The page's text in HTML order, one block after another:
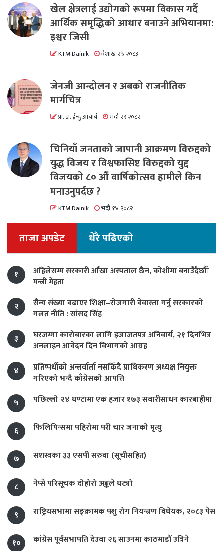
खेल क्षेत्रलाई उद्योगको रूपमा विकास गर्दै
आर्थिक समृद्धिको आधार बनाउने अभियानमा:
इश्वर जिसी
KTM Dainik वैशाख २५ २०८३
जेनजी आन्दोलन र अबको राजनीतिक
मार्गचित्र
प्रा. डा. ईन्दु आचार्य भदौ २९ २०८२
चिनियाँ जनताको जापानी आक्रमण विरुद्दको
युद्ध विजय र विश्वफासिष्ट विरुद्दको युद्द
विजयको ८० औं वार्षिकोत्सव हामीले किन
मनाउनुपर्दछ ?
KTM Dainik भदौ १४ २०८२
ताजा अपडेट धेरै पढिएको
१
अहिलेसम्म सरकारी आँखा अस्पताल छैन, कोशीमा बनाउँदैछौँः
मन्त्री मेहता
२
सैन्य संख्या बढाएर शिक्षा–रोजगारी बेवास्ता गर्नु सरकारको
गलत नीति : सांसद सिंह
३
घरजग्गा कारोबारका लागि इजाजतपत्र अनिवार्य, २१ दिनभित्र
अनलाइन आवेदन दिन विभागको आग्रह
४
प्रतिष्पर्धीको अन्तर्वार्ता नसकिँदै प्राधिकरण अध्यक्ष नियुक्त
गरिएको भन्दै काँग्रेसको आपत्ति
५
पछिल्लो २४ घण्टामा एक हजार १७३ सवारीसाधन कारबाहीमा
६ फिलिपिन्समा पहिरोमा परी चार जनाको मृत्यु
७ सशस्त्रका ३३ एसपी सरुवा (सूचीसहित)
८ नेप्से परिसूचक दोहोरो अङ्कले घट्यो
९ राष्ट्रियसभामा सङ्क्रामक पशु रोग नियन्त्रण विधेयक, २०८३ पेस
१० कांग्रेस पूर्वसभापति देउवा २६ साउनमा काठमाडौं उत्रिने